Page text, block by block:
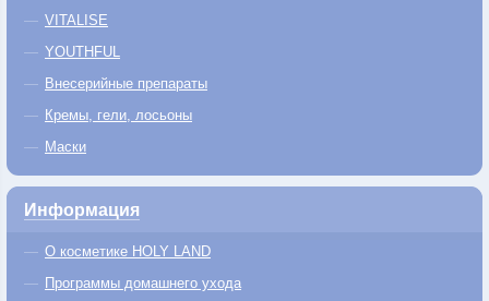
VITALISE
YOUTHFUL
Внесерийные препараты
Кремы, гели, лосьоны
Маски
Информация
О косметике HOLY LAND
Программы домашнего ухода